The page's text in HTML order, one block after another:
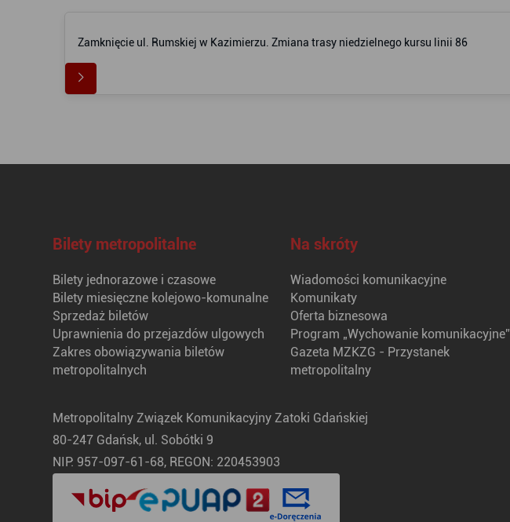
Zamknięcie ul. Rumskiej w Kazimierzu. Zmiana trasy niedzielnego kursu linii 86
Bilety metropolitalne
Bilety jednorazowe i czasowe
Bilety miesięczne kolejowo-komunalne
Sprzedaż biletów
Uprawnienia do przejazdów ulgowych
Zakres obowiązywania biletów
metropolitalnych
Na skróty
Wiadomości komunikacyjne
Komunikaty
Oferta biznesowa
Program „Wychowanie komunikacyjne”
Gazeta MZKZG - Przystanek
metropolitalny
Metropolitalny Związek Komunikacyjny Zatoki Gdańskiej
80-247 Gdańsk, ul. Sobótki 9
NIP: 957-097-61-68, REGON: 220453903